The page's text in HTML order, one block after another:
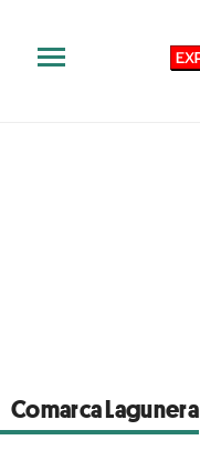
Comarca Lagunera